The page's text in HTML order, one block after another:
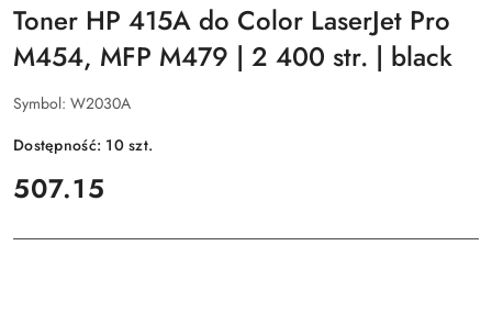
Toner HP 415A do Color LaserJet Pro
M454, MFP M479 | 2 400 str. | black
Symbol: W2030A
Dostępność: 10szt.
cena:
507.15